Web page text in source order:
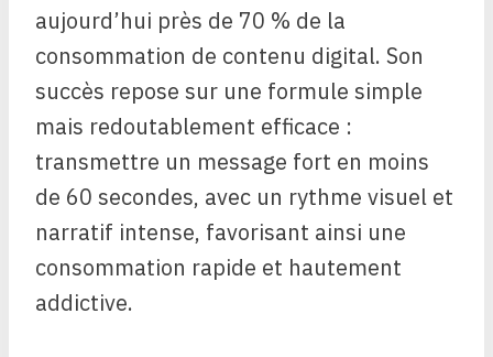
aujourd’hui près de 70 % de la
consommation de contenu digital. Son
succès repose sur une formule simple
mais redoutablement efficace :
transmettre un message fort en moins
de 60 secondes, avec un rythme visuel et
narratif intense, favorisant ainsi une
consommation rapide et hautement
addictive.